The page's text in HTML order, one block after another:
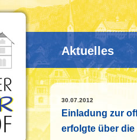
Aktuelles
30.07.2012
Einladung zur
erfolgte über